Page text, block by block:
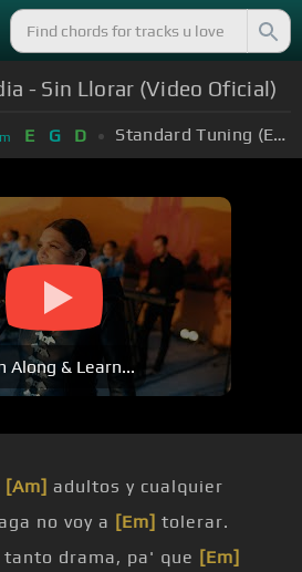
- Sin Llorar (Video Oficial)
m E G D Standard Tuning (EADGBE)
Along & Learn...
[Am] adultos y cualquier
no voy a [Em] tolerar.
tanto drama, pa' que [Em]